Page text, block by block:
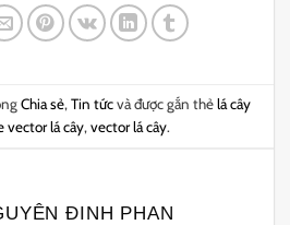
Chia sẻ, Tin tứcvà được gắn thẻlá cây
vector lá cây, vector lá cây.
ĐINH PHAN